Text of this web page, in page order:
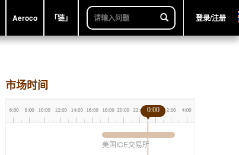
Aeroco 「链」 登录/注册
市场时间
美国ICE交易所
0:00